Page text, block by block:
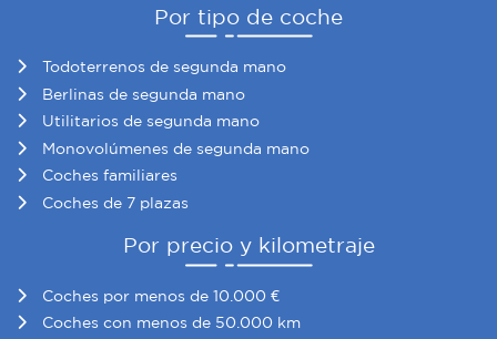
Por tipo de coche
Todoterrenos de segunda mano
Berlinas de segunda mano
Utilitarios de segunda mano
Monovolúmenes de segunda mano
Coches familiares
Coches de 7 plazas
Por precio y kilometraje
Coches por menos de 10.000 €
Coches con menos de 50.000 km